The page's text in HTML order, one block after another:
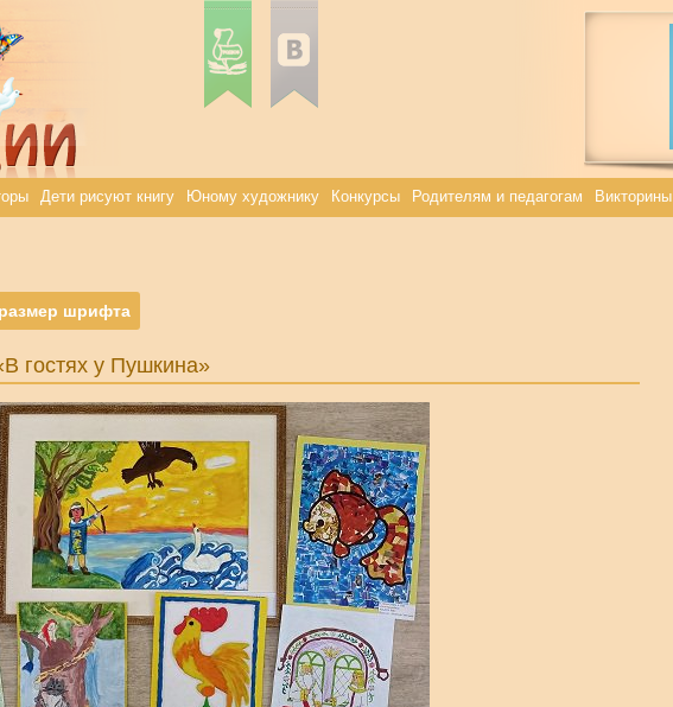
Дети рисуют книгу Юному художнику Конкурсы Родителям и педагогам Викторины
шрифта
гостях у Пушкина»